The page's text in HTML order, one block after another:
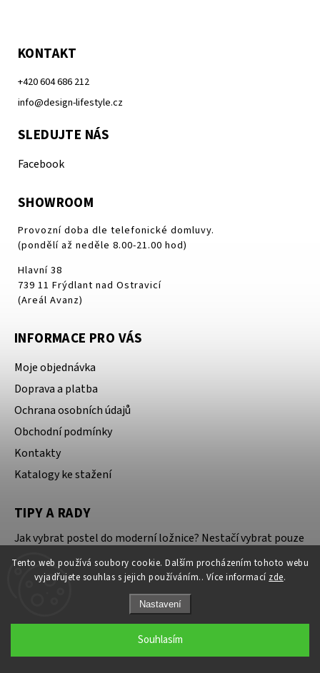
Tento web používá soubory cookie. Dalším procházením tohoto webu
vyjadřujete souhlas s jejich používáním.. Více informací zde.
Nastavení
Souhlasím
KONTAKT
+420 604 686 212
info@design-lifestyle.cz
SLEDUJTE NÁS
Facebook
SHOWROOM
Provozní doba dle telefonické domluvy.
(pondělí až neděle 8.00-21.00 hod)
Hlavní 38
739 11 Frýdlant nad Ostravicí
(Areál Avanz)
INFORMACE PRO VÁS
Moje objednávka
Doprava a platba
Ochrana osobních údajů
Obchodní podmínky
Kontakty
Katalogy ke stažení
TIPY A RADY
Jak vybrat postel do moderní ložnice? Nestačí vybrat pouze
Kožená nebo látková sedačka? Kompletní srovnání podle
Jak vybrat kvalitní luxusní sedací soupravu?